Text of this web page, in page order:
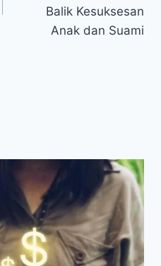
Balik Kesuksesan
Anak dan Suami